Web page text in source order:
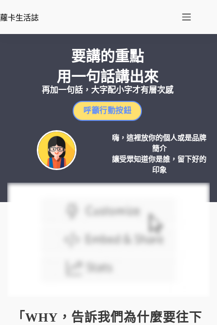
蘿卡生活誌
要講的重點
用一句話講出來
再加一句話，大字配小字才有層次感
呼籲行動按鈕
嗨，這裡放你的個人或是品牌
簡介
讓受眾知道你是誰，留下好的
印象
「WHY，告訴我們為什麼要往下